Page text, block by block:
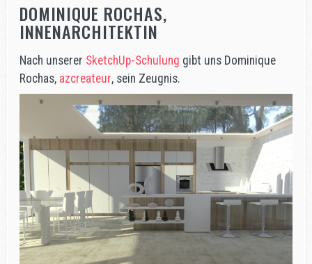
DOMINIQUE ROCHAS,
INNENARCHITEKTIN
Nach unserer SketchUp-Schulung gibt uns Dominique
Rochas, azcreateur, sein Zeugnis.